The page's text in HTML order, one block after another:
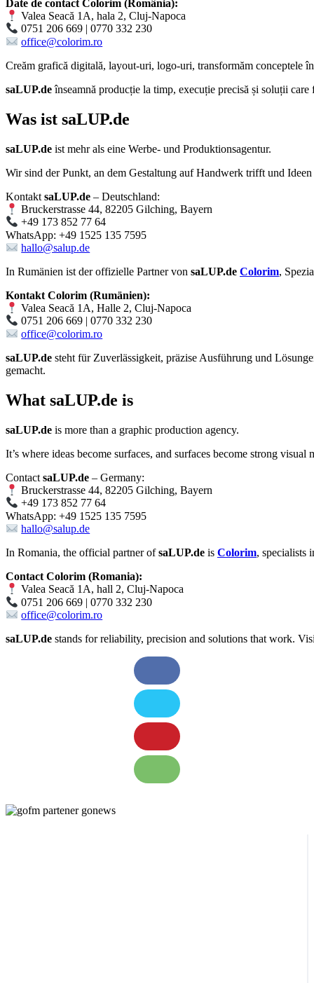
Date de contact Colorim (România):
Valea Seacă 1A, hala 2, Cluj-Napoca
0751 206 669 | 0770 332 230
office@colorim.ro
Creăm grafică digitală, layout-uri, logo-uri, transformăm conceptele
saLUP.deînseamnă producție la timp, execuție precisă și soluții
Was ist saLUP.de
saLUP.de ist mehr als eine Werbe- und Produktionsagentur.
Wir sind der Punkt, an dem Gestaltung auf Handwerk trifft und
Kontakt saLUP.de – Deutschland:
Bruckerstrasse 44, 82205 Gilching, Bayern
+49 173 852 77 64
WhatsApp: +49 1525 135 7595
hallo@salup.de
In Rumänien ist der offizielle Partner von saLUP.de Colorim,
Kontakt Colorim (Rumänien):
Valea Seacă 1A, Halle 2, Cluj-Napoca
0751 206 669 | 0770 332 230
office@colorim.ro
saLUP.de steht für Zuverlässigkeit, präzise Ausführung und
gemacht.
What saLUP.de is
saLUP.de is more than a graphic production agency.
It’s where ideas become surfaces, and surfaces become strong visual
Contact saLUP.de – Germany:
Bruckerstrasse 44, 82205 Gilching, Bayern
+49 173 852 77 64
WhatsApp: +49 1525 135 7595
hallo@salup.de
In Romania, the official partner ofsaLUP.de is Colorim, specialists
Contact Colorim (Romania):
Valea Seacă 1A, hall 2, Cluj-Napoca
0751 206 669 | 0770 332 230
office@colorim.ro
saLUP.de stands for reliability, precision and solutions that work.